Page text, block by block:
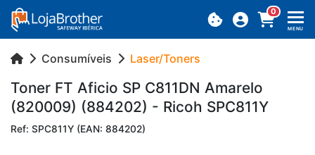
0
MENU
Consumíveis Laser/Toners
Toner FT Aficio SP C811DN Ama­relo
(820009) (884202) - Ricoh SPC811Y
Ref: SPC811Y (EAN: 884202)